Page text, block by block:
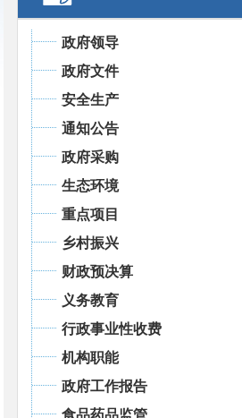
政府领导
政府文件
安全生产
通知公告
政府采购
生态环境
重点项目
乡村振兴
财政预决算
义务教育
行政事业性收费
机构职能
政府工作报告
食品药品监管